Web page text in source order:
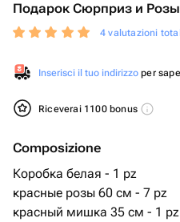
Подарок Сюрприз и Розы
4 valutazioni
Inserisci il tuo indirizzo per
Riceverai 1100 bonus
Composizione
Коробка белая - 1 pz
красные розы 60 см - 7 pz
красный мишка 35 см - 1 pz